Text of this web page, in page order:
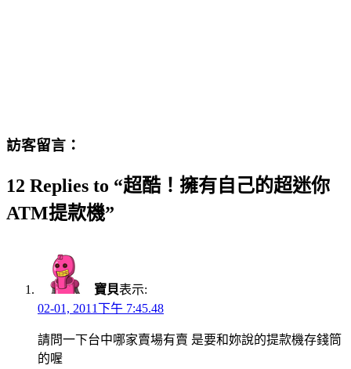
訪客留言：
12 Replies to “超酷！擁有自己的超迷你
ATM提款機”
寶貝表示:
02-01, 2011下午 7:45.48
請問一下台中哪家賣場有賣 是要和妳說的提款機存錢筒
的喔